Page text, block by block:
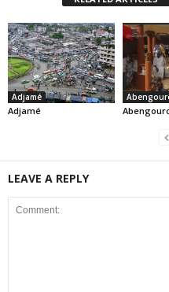
Adjamé
Adjamé
LEAVE A REPLY